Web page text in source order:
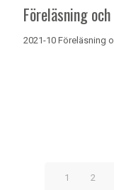
Föreläsning
2021-10 Föreläsning
1 2